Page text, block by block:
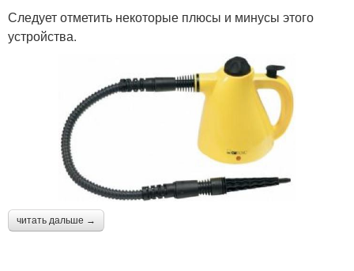
Следует отметить некоторые плюсы и минусы этого
устройства.
читать дальше →